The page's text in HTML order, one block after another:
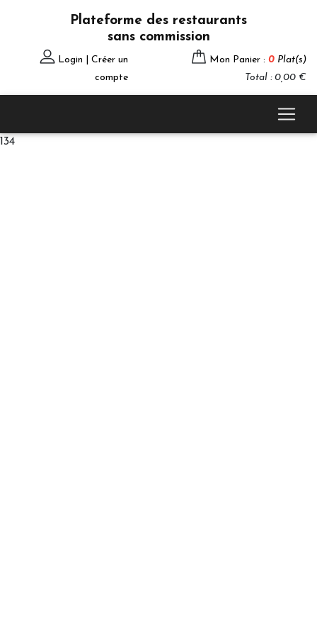
Plateforme des restaurants
sans commission
Login | Créer un
compte
Mon Panier : 0 Plat(s)
Total : 0,00 €
134